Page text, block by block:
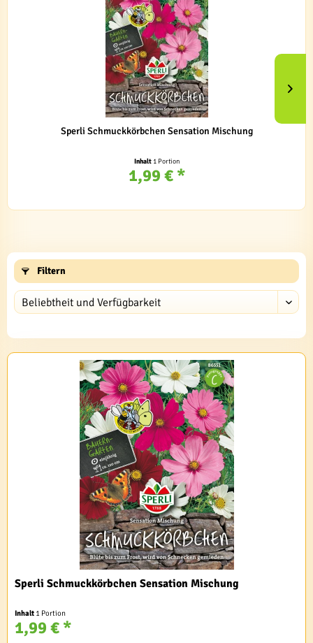
Sperli Schmuckkörbchen Sensation Mischung
Inhalt 1 Portion
1,99 € *
Filtern
Sperli Schmuckkörbchen Sensation Mischung
Inhalt 1 Portion
1,99 € *